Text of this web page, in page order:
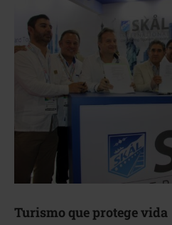
Turismo que protege vida